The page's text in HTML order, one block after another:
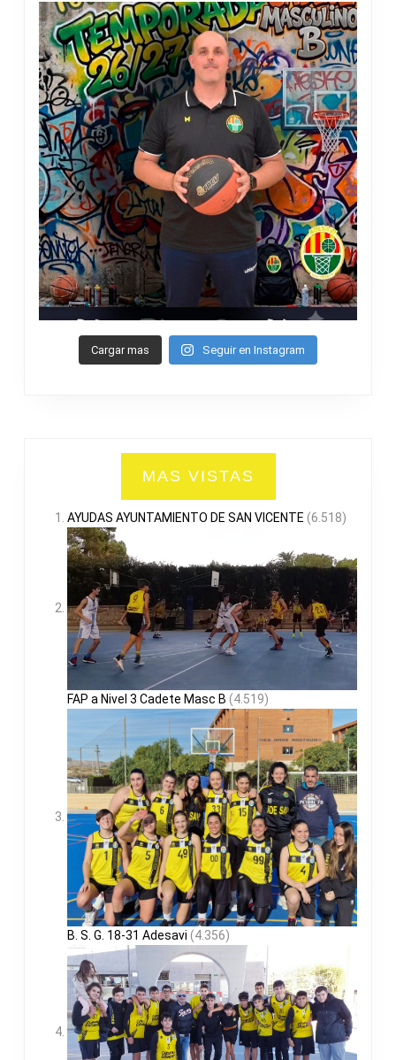
Cargar mas Seguir en Instagram
MAS VISTAS
AYUDAS AYUNTAMIENTO DE SAN VICENTE (6.518)
FAP a Nivel 3 Cadete Masc B (4.519)
B. S. G. 18-31 Adesavi (4.356)